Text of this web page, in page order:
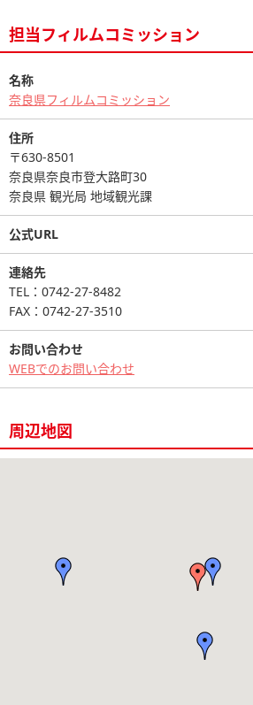
担当フィルムコミッション
名称
奈良県フィルムコミッション
住所
〒630-8501
奈良県奈良市登大路町30
奈良県 観光局 地域観光課
公式URL
連絡先
TEL：0742-27-8482
FAX：0742-27-3510
お問い合わせ
WEBでのお問い合わせ
周辺地図